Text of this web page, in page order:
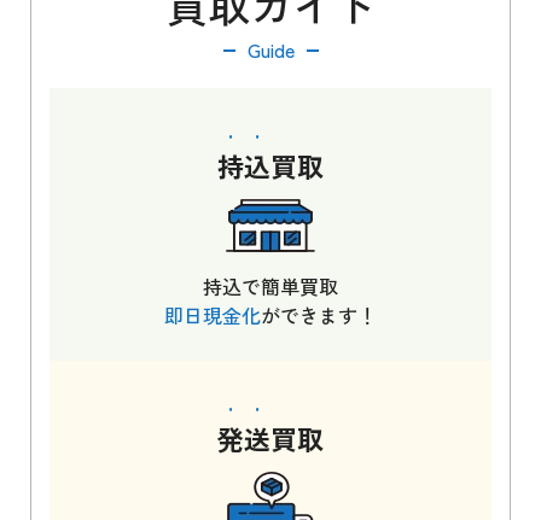
Guide
持込買取
持込で簡単買取
即日現金化ができます！
発送買取